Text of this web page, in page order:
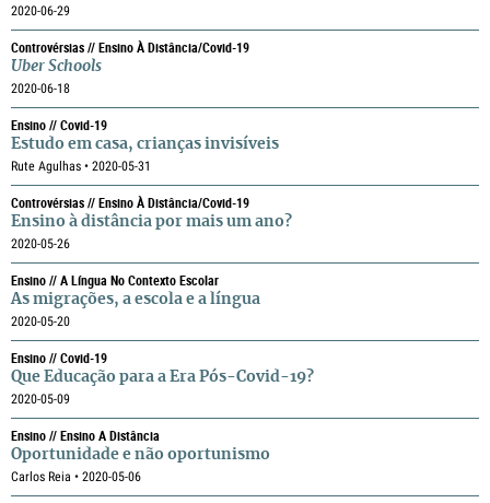
2020-06-29
Controvérsias // Ensino À Distância/covid-19
Uber Schools
2020-06-18
Ensino // Covid-19
Estudo em casa, crianças invisíveis
Rute Agulhas • 2020-05-31
Controvérsias // Ensino À Distância/covid-19
Ensino à distância por mais um ano?
2020-05-26
Ensino // A Língua No Contexto Escolar
As migrações, a escola e a língua
2020-05-20
Ensino // Covid-19
Que Educação para a Era Pós-Covid-19?
2020-05-09
Ensino // Ensino A Distância
Oportunidade e não oportunismo
Carlos Reia • 2020-05-06